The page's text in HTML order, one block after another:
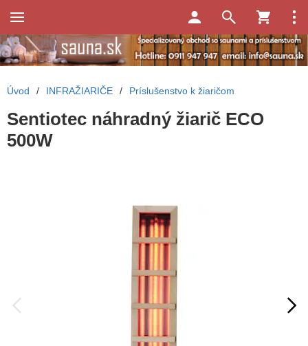
Úvod / INFRAŽIARIČE / Príslušenstvo k žiaričom
Sentiotec náhradný žiarič ECO
500W